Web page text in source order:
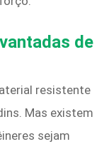
de
resistente
Mas existem
sejam